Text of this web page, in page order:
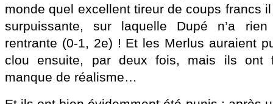
monde quel excellent tireur de coups francs
surpuissante, sur laquelle Dupé n’a
rentrante (0-1, 2e) ! Et les Merlus auraient
clou ensuite, par deux fois, mais ils ont
manque de réalisme…